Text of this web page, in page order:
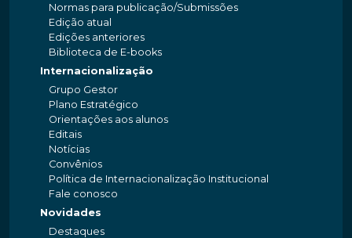
Normas para publicação/Submissões
Edição atual
Edições anteriores
Biblioteca de E-books
Internacionalização
Grupo Gestor
Plano Estratégico
Orientações aos alunos
Editais
Notícias
Convênios
Política de Internacionalização Institucional
Fale conosco
Novidades
Destaques